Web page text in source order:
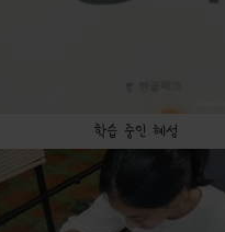
학습 중인 혜성